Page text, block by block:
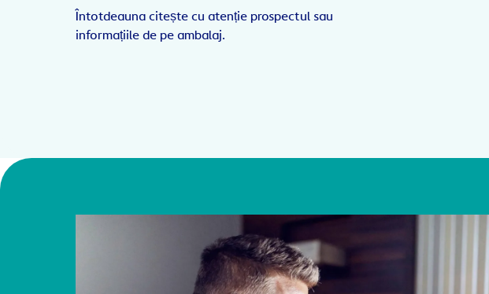
Întotdeauna citește cu atenție prospectul sau
informațiile de pe ambalaj.